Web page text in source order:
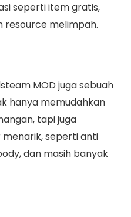
seperti item gratis,
resource melimpah.
MOD juga sebuah
hanya memudahkan
tapi juga
seperti anti
dan masih banyak